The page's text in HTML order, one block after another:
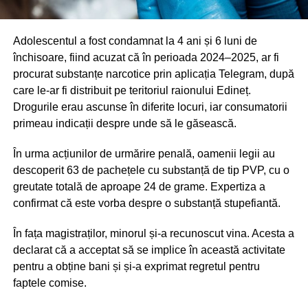
Adolescentul a fost condamnat la 4 ani și 6 luni de
închisoare, fiind acuzat că în perioada 2024–2025, ar fi
procurat substanțe narcotice prin aplicația Telegram, după
care le-ar fi distribuit pe teritoriul raionului Edineț.
Drogurile erau ascunse în diferite locuri, iar consumatorii
primeau indicații despre unde să le găsească.
În urma acțiunilor de urmărire penală, oamenii legii au
descoperit 63 de pachețele cu substanță de tip PVP, cu o
greutate totală de aproape 24 de grame. Expertiza a
confirmat că este vorba despre o substanță stupefiantă.
În fața magistraților, minorul și-a recunoscut vina. Acesta a
declarat că a acceptat să se implice în această activitate
pentru a obține bani și și-a exprimat regretul pentru
faptele comise.